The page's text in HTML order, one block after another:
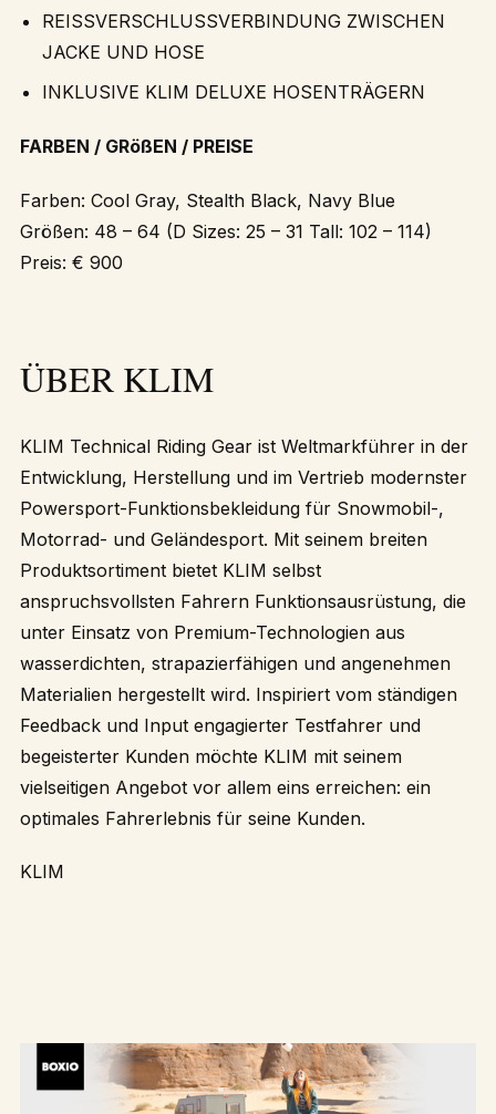
REISSVERSCHLUSSVERBINDUNG ZWISCHEN
JACKE UND HOSE
INKLUSIVE KLIM DELUXE HOSENTRÄGERN
FARBEN / GRößEN / PREISE
Farben: Cool Gray, Stealth Black, Navy Blue
Größen: 48 – 64 (D Sizes: 25 – 31 Tall: 102 – 114)
Preis: € 900
ÜBER KLIM
KLIM Technical Riding Gear ist Weltmarkführer in der
Entwicklung, Herstellung und im Vertrieb modernster
Powersport-Funktionsbekleidung für Snowmobil-,
Motorrad- und Geländesport. Mit seinem breiten
Produktsortiment bietet KLIM selbst
anspruchsvollsten Fahrern Funktionsausrüstung, die
unter Einsatz von Premium-Technologien aus
wasserdichten, strapazierfähigen und angenehmen
Materialien hergestellt wird. Inspiriert vom ständigen
Feedback und Input engagierter Testfahrer und
begeisterter Kunden möchte KLIM mit seinem
vielseitigen Angebot vor allem eins erreichen: ein
optimales Fahrerlebnis für seine Kunden.
KLIM